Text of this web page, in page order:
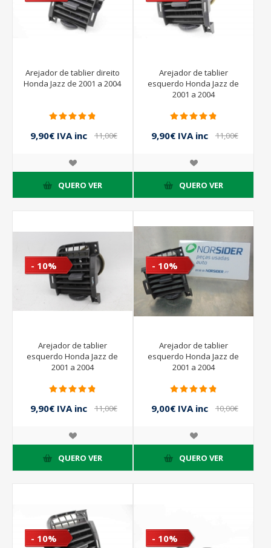
Arejador de tablier direito
Honda Jazz de 2001 a 2004
9,90€ IVA inc
11,00€
QUERO VER
Arejador de tablier
esquerdo Honda Jazz de
2001 a 2004
9,90€ IVA inc
11,00€
QUERO VER
- 10%
Arejador de tablier
esquerdo Honda Jazz de
2001 a 2004
9,90€ IVA inc
11,00€
QUERO VER
- 10%
Arejador de tablier
esquerdo Honda Jazz de
2001 a 2004
9,00€ IVA inc
10,00€
QUERO VER
- 10% - 10%